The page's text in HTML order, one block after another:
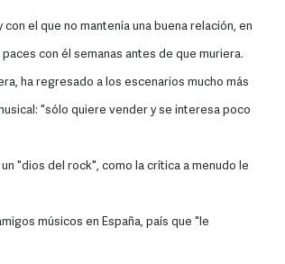
el que no mantenía una buena relación, en
con él semanas antes de que muriera.
ha regresado a los escenarios mucho más
"sólo quiere vender y se interesa poco
"dios del rock", como la crítica a menudo le
músicos en España, país que "le